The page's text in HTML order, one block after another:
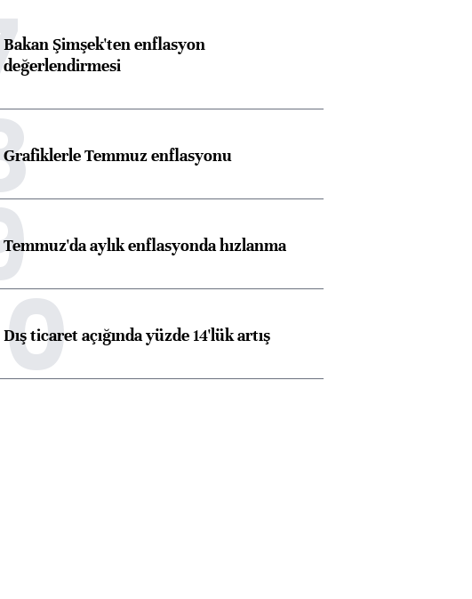
Bakan Şimşek'ten enflasyon
değerlendirmesi
Grafiklerle Temmuz enflasyonu
Temmuz'da aylık enflasyonda hızlanma
Dış ticaret açığında yüzde 14'lük artış